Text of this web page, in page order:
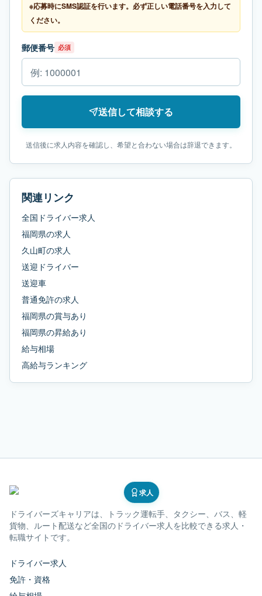
※応募時にSMS認証を行います。必ず正しい電話番号を入力して
ください。
郵便番号 必須
送信して相談する
送信後に求人内容を確認し、希望と合わない場合は辞退できます。
関連リンク
全国ドライバー求人
福岡県の求人
久山町の求人
送迎ドライバー
送迎車
普通免許の求人
福岡県の賞与あり
福岡県の昇給あり
給与相場
高給与ランキング
求人
ドライバーズキャリアは、トラック運転手、タクシー、バス、軽
貨物、ルート配送など全国のドライバー求人を比較できる求人・
転職サイトです。
ドライバー求人
免許・資格